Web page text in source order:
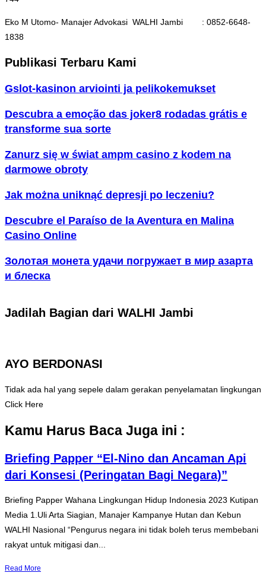
Eko M Utomo- Manajer Advokasi WALHI Jambi : 0852-6648-
1838
Publikasi Terbaru Kami
Gslot-kasinon arviointi ja pelikokemukset
Descubra a emoção das joker8 rodadas grátis e
transforme sua sorte
Zanurz się w świat ampm casino z kodem na
darmowe obroty
Jak można uniknąć depresji po leczeniu?
Descubre el Paraíso de la Aventura en Malina
Casino Online
Золотая монета удачи погружает в мир азарта
и блеска
Jadilah Bagian dari WALHI Jambi
AYO BERDONASI
Tidak ada hal yang sepele dalam gerakan penyelamatan lingkungan
Click Here
Kamu Harus Baca Juga ini :
Briefing Papper “El-Nino dan Ancaman Api
dari Konsesi (Peringatan Bagi Negara)”
Briefing Papper Wahana Lingkungan Hidup Indonesia 2023 Kutipan
Media 1.Uli Arta Siagian, Manajer Kampanye Hutan dan Kebun
WALHI Nasional “Pengurus negara ini tidak boleh terus membebani
rakyat untuk mitigasi dan...
Read More